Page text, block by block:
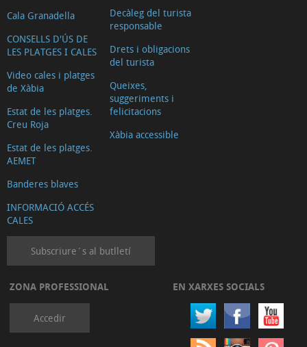
Cala Granadella
CONSELLS D'ÚS DE
LES PLATGES I CALES
Video cales i platges
de Xàbia
Estat de les platges.
Creu Roja
Estat de les platges.
AEMET
Banderes blaves
INFORMACIÓ ACCÉS
CALES
Decàleg del turista
responsable
Drets i obligacions
del turista
Queixes,
suggeriments i
felicitacions
Xàbia accessible
Subscriure´s al butlletí
ZONA PROFESSIONAL
Accedir
EN XARXES SOCIALS